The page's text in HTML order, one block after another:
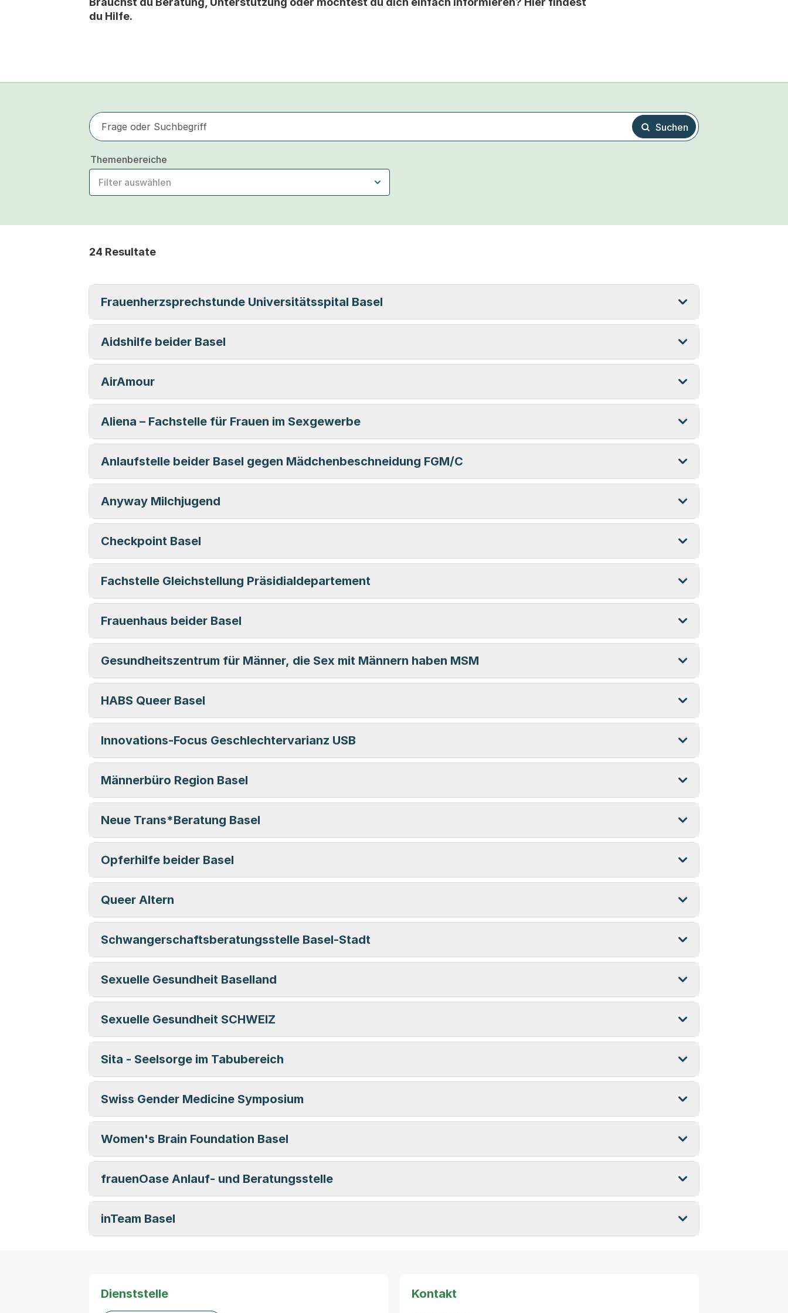
du Hilfe.
Frage oder Suchbegriff
Suchen
Themenbereiche
Filter auswählen
24 Resultate
Frauenherzsprechstunde Universitätsspital Basel
Aidshilfe beider Basel
AirAmour
Aliena – Fachstelle für Frauen im Sexgewerbe
Anlaufstelle beider Basel gegen Mädchenbeschneidung FGM/C
Anyway Milchjugend
Checkpoint Basel
Fachstelle Gleichstellung Präsidialdepartement
Frauenhaus beider Basel
Gesundheitszentrum für Männer, die Sex mit Männern haben MSM
HABS Queer Basel
Innovations-Focus Geschlechtervarianz USB
Männerbüro Region Basel
Neue Trans*Beratung Basel
Opferhilfe beider Basel
Queer Altern
Schwangerschaftsberatungsstelle Basel-Stadt
Sexuelle Gesundheit Baselland
Sexuelle Gesundheit SCHWEIZ
Sita - Seelsorge im Tabubereich
Swiss Gender Medicine Symposium
Women's Brain Foundation Basel
frauenOase Anlauf- und Beratungsstelle
inTeam Basel
Dienststelle Kontakt